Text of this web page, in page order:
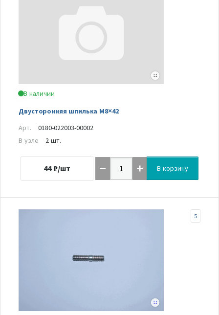
В наличии
Двусторонняя шпилька M8×42
Арт.
0180-022003-00002
В узле
2 шт.
44 ₽/шт В корзину
5